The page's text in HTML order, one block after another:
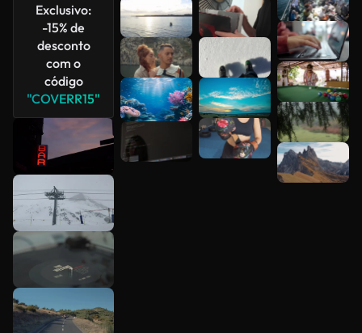
Exclusivo:
-15% de
desconto
com o
código
"COVERR15"